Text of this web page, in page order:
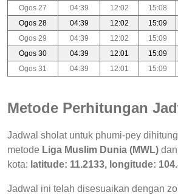
Ogos 27
04:39 12:02 15:08
Ogos 28
04:39 12:02 15:09
Ogos 29
04:39 12:02 15:09
Ogos 30
04:39 12:01 15:09
Ogos 31
04:39 12:01 15:09
Metode Perhitungan
Jadwal sholat untuk phumi-pey
metode Liga Muslim Dunia (MWL)
kota: latitude: 11.2133, longitude:
Jadwal ini telah disesuaikan dengan